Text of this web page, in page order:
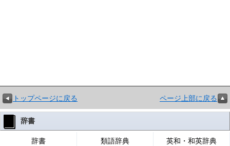
トップページに戻る ページ上部に戻る
辞書
辞書 類語辞典 英和・和英辞典